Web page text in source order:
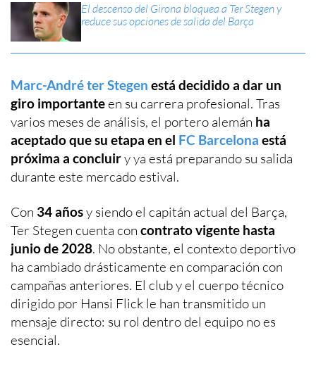
El descenso del Girona bloquea a Ter Stegen y
reduce sus opciones de salida del Barça
Marc-André ter Stegen está decidido a dar un
giro importanteen su carrera profesional. Tras
varios meses de análisis, el portero alemán ha
aceptado que su etapa en el FC Barcelona está
próxima a concluiry ya está preparando su salida
durante este mercado estival.
Con 34 añosy siendo el capitán actual del Barça,
Ter Stegen cuenta con contrato vigente hasta
junio de 2028. No obstante, el contexto deportivo
ha cambiado drásticamente en comparación con
campañas anteriores. El club y el cuerpo técnico
dirigido por Hansi Flick le han transmitido un
mensaje directo: su rol dentro del equipo no es
esencial.